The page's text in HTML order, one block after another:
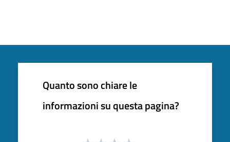
Quanto sono chiare le
informazioni su questa pagina?